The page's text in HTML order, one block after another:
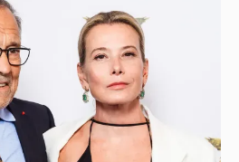
фото Андрея
Юлии Высоцкой на
23